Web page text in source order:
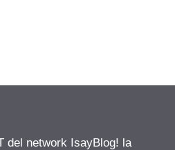
del network IsayBlog! la